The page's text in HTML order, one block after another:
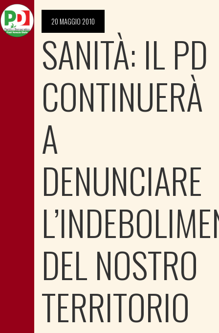
20 MAGGIO 2010
SANITÀ: IL PD
CONTINUERÀ
A
DENUNCIARE
DEL NOSTRO
TERRITORIO